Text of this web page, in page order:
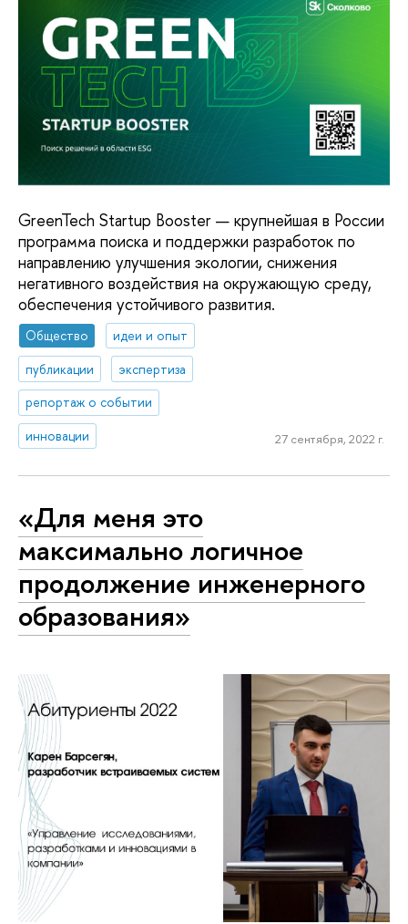
GreenTech Startup Booster — крупнейшая в России
программа поиска и поддержки разработок по
направлению улучшения экологии, снижения
негативного воздействия на окружающую среду,
обеспечения устойчивого развития.
Общество
идеи и опыт
публикации
экспертиза
репортаж о событии
инновации
27 сентября, 2022 г.
«Для меня это
максимально логичное
продолжение инженерного
образования»